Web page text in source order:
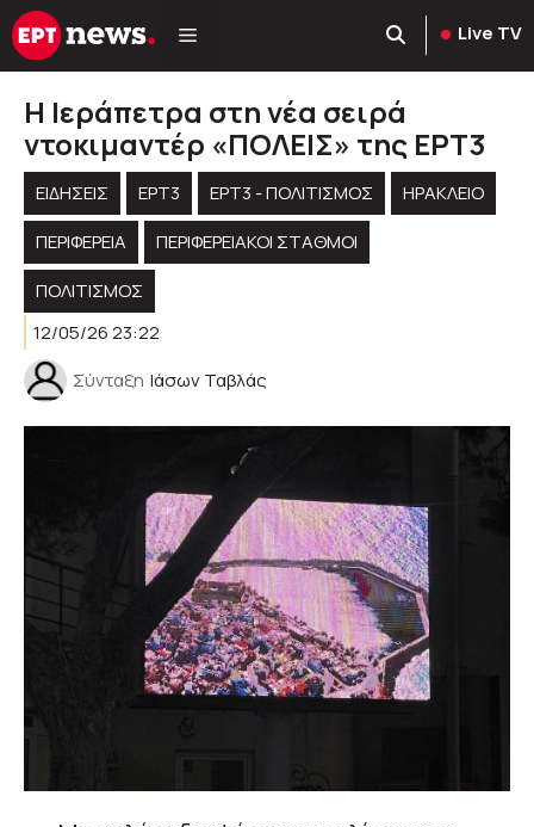
Μετάβαση
σε
Live TV
H Ιεράπετρα στη νέα σειρά
ντοκιμαντέρ «ΠΟΛΕΙΣ» της ΕΡΤ3
ΕΙΔΗΣΕΙΣ ΕΡΤ3 ΕΡΤ3 - ΠΟΛΙΤΙΣΜΌΣ
ΗΡΑΚΛΕΙΟ
ΠΕΡΙΦΈΡΕΙΑ
ΠΕΡΙΦΕΡΕΙΑΚΟΊ ΣΤΑΘΜΟΊ
ΠΟΛΙΤΙΣΜΟΣ
12/05/26 23:22
Σύνταξη Ιάσων Ταβλάς